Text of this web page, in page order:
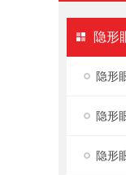
隐形
隐形
隐形
隐形